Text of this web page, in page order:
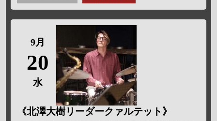
9月
20
水
《北澤大樹リーダークァルテット》